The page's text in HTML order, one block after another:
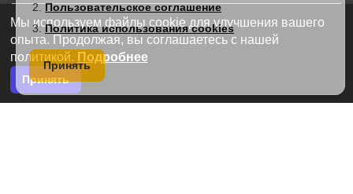
Мы используем файлы cookie для улучшения вашего
опыта. Продолжая, вы соглашаетесь с нашей
политикой. Подробнее
Принять
*
*
Пользовательское соглашение
Политика использования cookies
Принять